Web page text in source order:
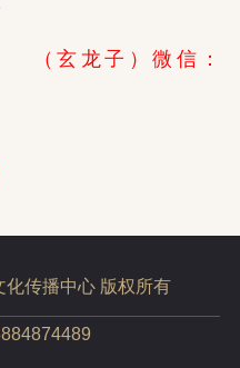
玄龙子）微信：
化传播中心 版权所有